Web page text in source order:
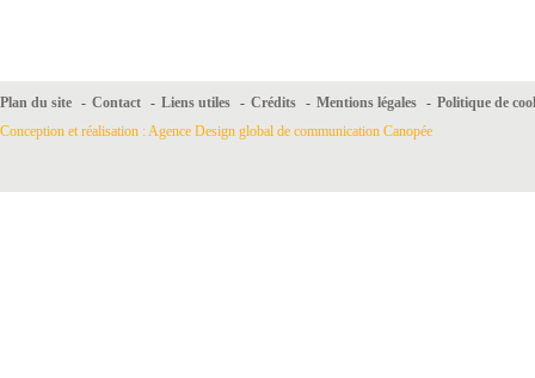
Plan du site - Contact - Liens utiles - Crédits - Mentions légales - Politique de
Conception et réalisation : Agence Design global de communication Canopée